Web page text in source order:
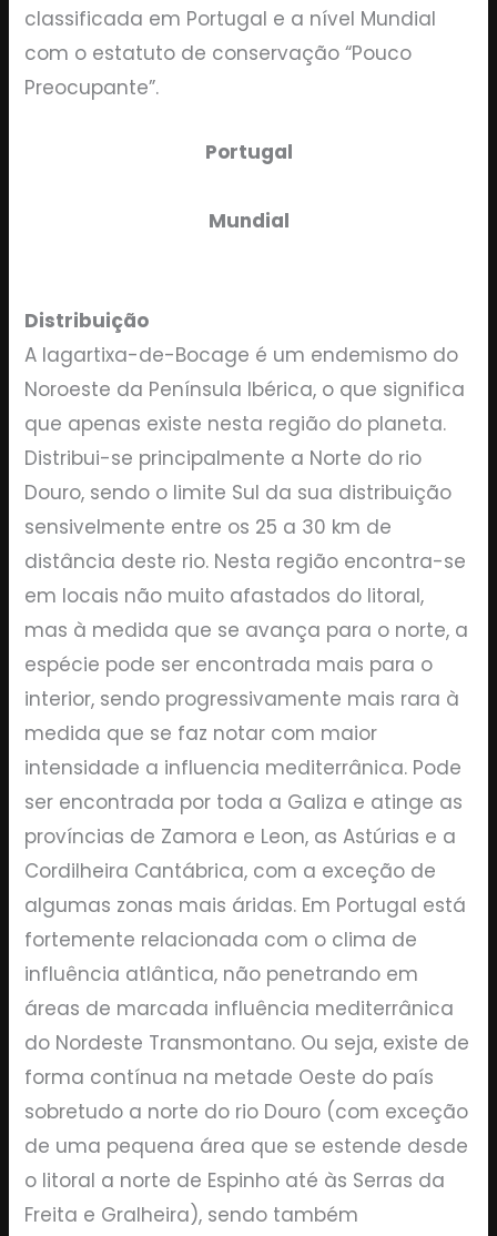
classificada em Portugal e a nível Mundial
com o estatuto de conservação “Pouco
Preocupante”.
Portugal
Mundial
Distribuição
A lagartixa-de-Bocage é um endemismo do
Noroeste da Península Ibérica, o que significa
que apenas existe nesta região do planeta.
Distribui-se principalmente a Norte do rio
Douro, sendo o limite Sul da sua distribuição
sensivelmente entre os 25 a 30 km de
distância deste rio. Nesta região encontra-se
em locais não muito afastados do litoral,
mas à medida que se avança para o norte, a
espécie pode ser encontrada mais para o
interior, sendo progressivamente mais rara à
medida que se faz notar com maior
intensidade a influencia mediterrânica. Pode
ser encontrada por toda a Galiza e atinge as
províncias de Zamora e Leon, as Astúrias e a
Cordilheira Cantábrica, com a exceção de
algumas zonas mais áridas. Em Portugal está
fortemente relacionada com o clima de
influência atlântica, não penetrando em
áreas de marcada influência mediterrânica
do Nordeste Transmontano. Ou seja, existe de
forma contínua na metade Oeste do país
sobretudo a norte do rio Douro (com exceção
de uma pequena área que se estende desde
o litoral a norte de Espinho até às Serras da
Freita e Gralheira), sendo também